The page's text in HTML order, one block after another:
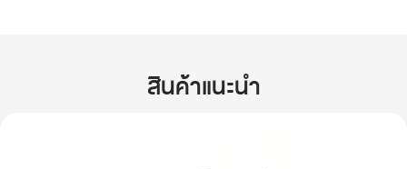
สินค้าแนะนำ